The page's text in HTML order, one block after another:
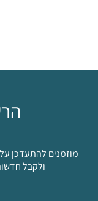
מוזמנים להתעדכן
ולקבל